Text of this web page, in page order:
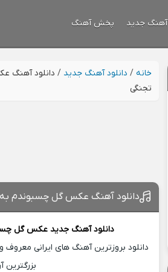
آهنگ جدید پخش آهنگ
خانه / دانلود آهنگ جدید / دانلود آهنگ
تجنگی
دانلود آهنگ عکس گل چسبوندم به
دانلود آهنگ جدیدعکس گل
دانلود بروزترین آهنگ های ایرانی
بزرگترین